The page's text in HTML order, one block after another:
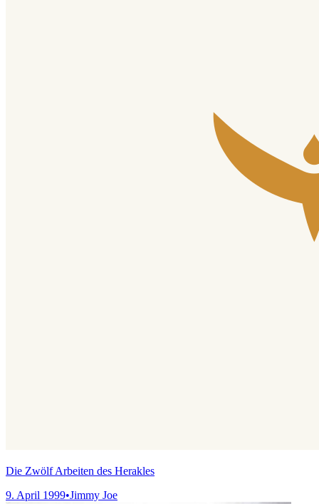
Die Zwölf Arbeiten des Herakles
9. April 1999•Jimmy Joe